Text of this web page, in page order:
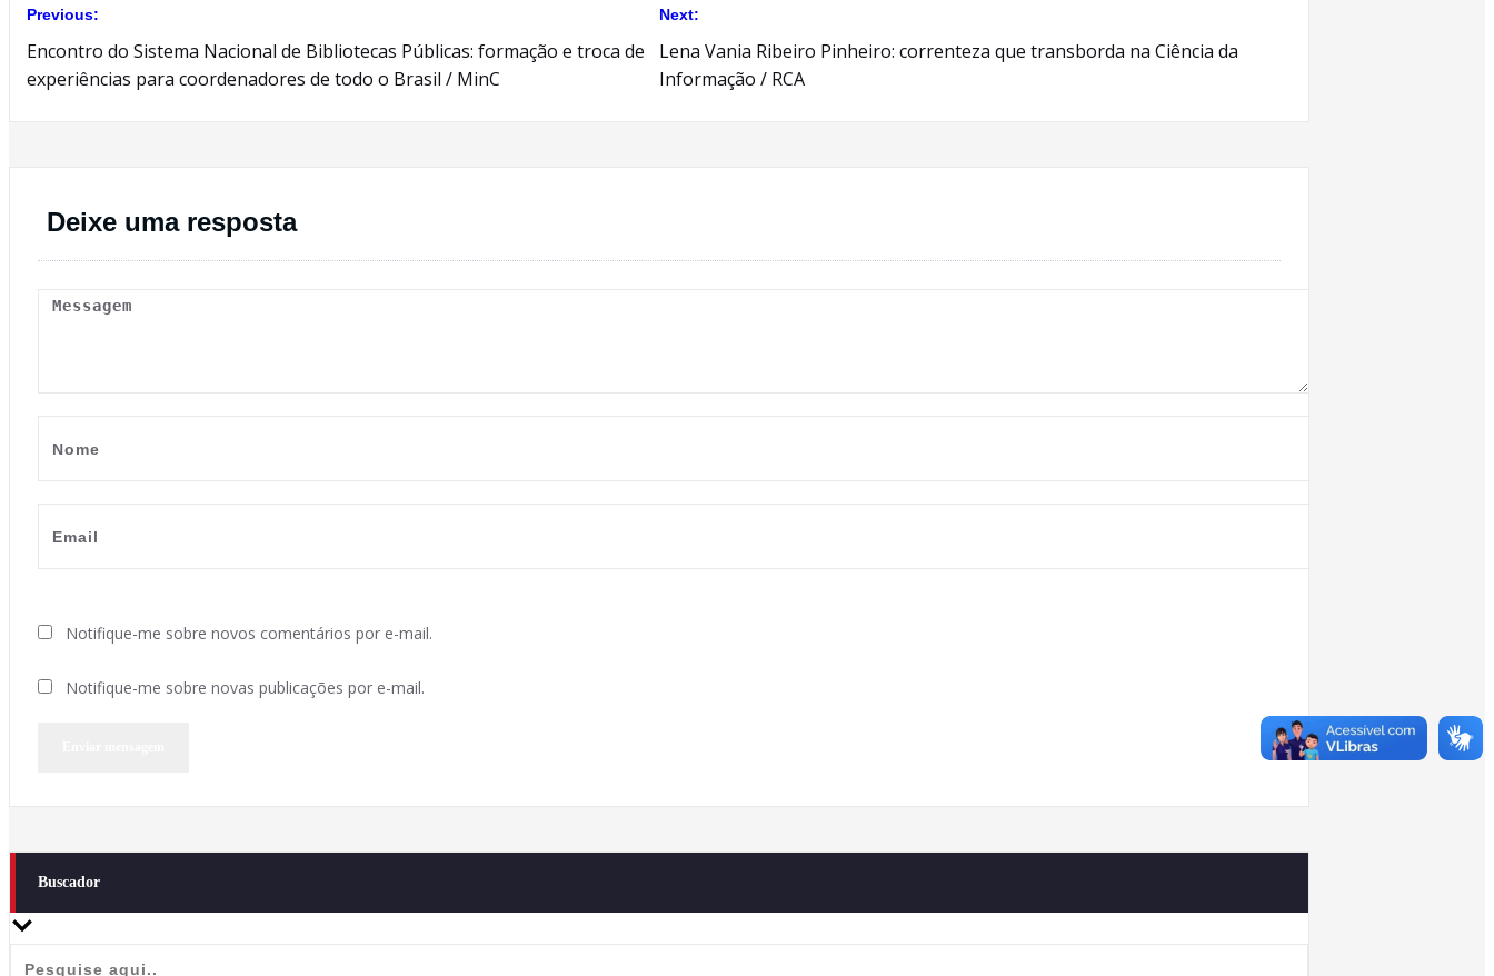
Navegação
de
Previous:
Encontro do Sistema Nacional de Bibliotecas Públicas: formação e troca de
experiências para coordenadores de todo o Brasil / MinC
Next:
Lena Vania Ribeiro Pinheiro: correnteza que transborda na Ciência da
Informação / RCA
Deixe uma resposta
Notifique-me sobre novos comentários por e-mail.
Notifique-me sobre novas publicações por e-mail.
Buscador